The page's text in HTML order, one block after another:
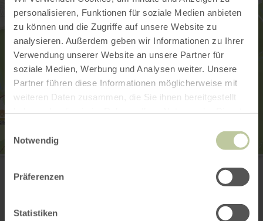
personalisieren, Funktionen für soziale Medien anbieten
zu können und die Zugriffe auf unsere Website zu
analysieren. Außerdem geben wir Informationen zu Ihrer
Verwendung unserer Website an unsere Partner für
soziale Medien, Werbung und Analysen weiter. Unsere
Partner führen diese Informationen möglicherweise mit
weiteren Daten zusammen, die Sie ihnen bereitgestellt
Notwendig
Präferenzen
Statistiken
54531 Manderscheid
E-mail